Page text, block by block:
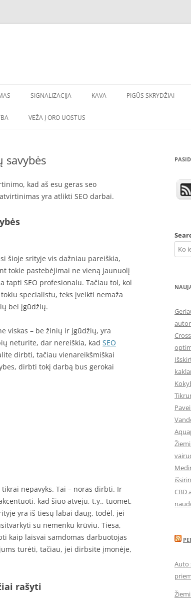
SIGNALIZACIJA KAVA PIGŪS SKRYDŽIAI
VEŽA Į ORO UOSTUS
savybės
kad aš esu geras seo
yra atlikti SEO darbai.
šioje srityje vis dažniau pareiškia,
tokie pastebėjimai ne vieną jaunuolį
tapti SEO profesionalu. Tačiau tol, kol
specialistu, teks įveikti nemaža
bei įgūdžių.
viskas – be žinių ir įgūdžių, yra
neturite, dar nereiškia, kad SEO
dirbti, tačiau vienareikšmiškai
dirbti tokį darbą bus gerokai
nepavyks. Tai – noras dirbti. Ir
kad šiuo atveju, t.y., tuomet,
yra iš tiesų labai daug, todėl, jei
su nemenku krūviu. Tiesa,
kaip laisvai samdomas darbuotojas
turėti, tačiau, jei dirbsite įmonėje,
rašyti
CBD
Auto